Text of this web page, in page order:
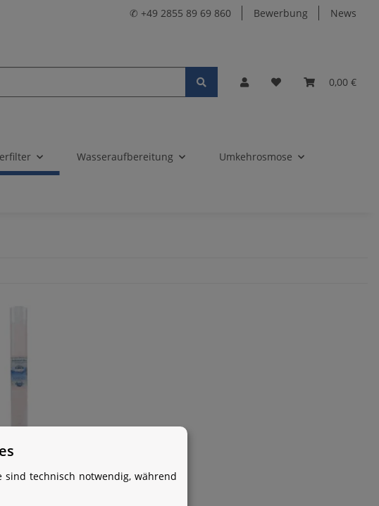
✆ +49 2855 89 69 860 Bewerbung News
0,00 €
Wasseraufbereitung Umkehrosmose
Ihr WhatsApp-Kontakt zum
technisch notwendig, während